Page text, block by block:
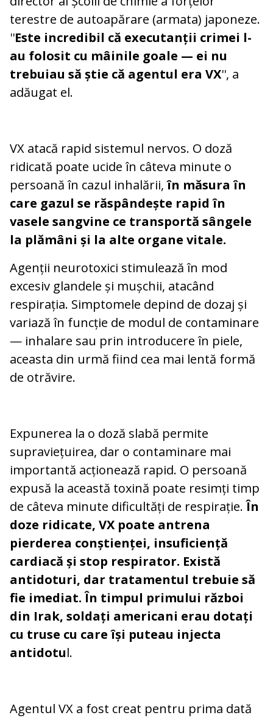
terestre de autoapărare (armata) japoneze.
''Este incredibil că executanții crimei l-
au folosit cu mâinile goale — ei nu
trebuiau să știe că agentul era VX'', a
adăugat el.
VX atacă rapid sistemul nervos. O doză
ridicată poate ucide în câteva minute o
persoană în cazul inhalării,în măsura în
care gazul se răspândește rapid în
vasele sangvine ce transportă sângele
la plămâni și la alte organe vitale.
Agenții neurotoxici stimulează în mod
excesiv glandele și mușchii, atacând
respirația. Simptomele depind de dozaj și
variază în funcție de modul de contaminare
— inhalare sau prin introducere în piele,
aceasta din urmă fiind cea mai lentă formă
de otrăvire.
Expunerea la o doză slabă permite
supraviețuirea, dar o contaminare mai
importantă acționează rapid. O persoană
expusă la această toxină poate resimți timp
de câteva minute dificultăți de respirație.În
doze ridicate, VX poate antrena
pierderea conștienței, insuficiență
cardiacă și stop respirator. Există
antidoturi, dar tratamentul trebuie să
fie imediat. În timpul primului război
din Irak, soldați americani erau dotați
cu truse cu care își puteau injecta
antidotul.
Agentul VX a fost creat pentru prima dată